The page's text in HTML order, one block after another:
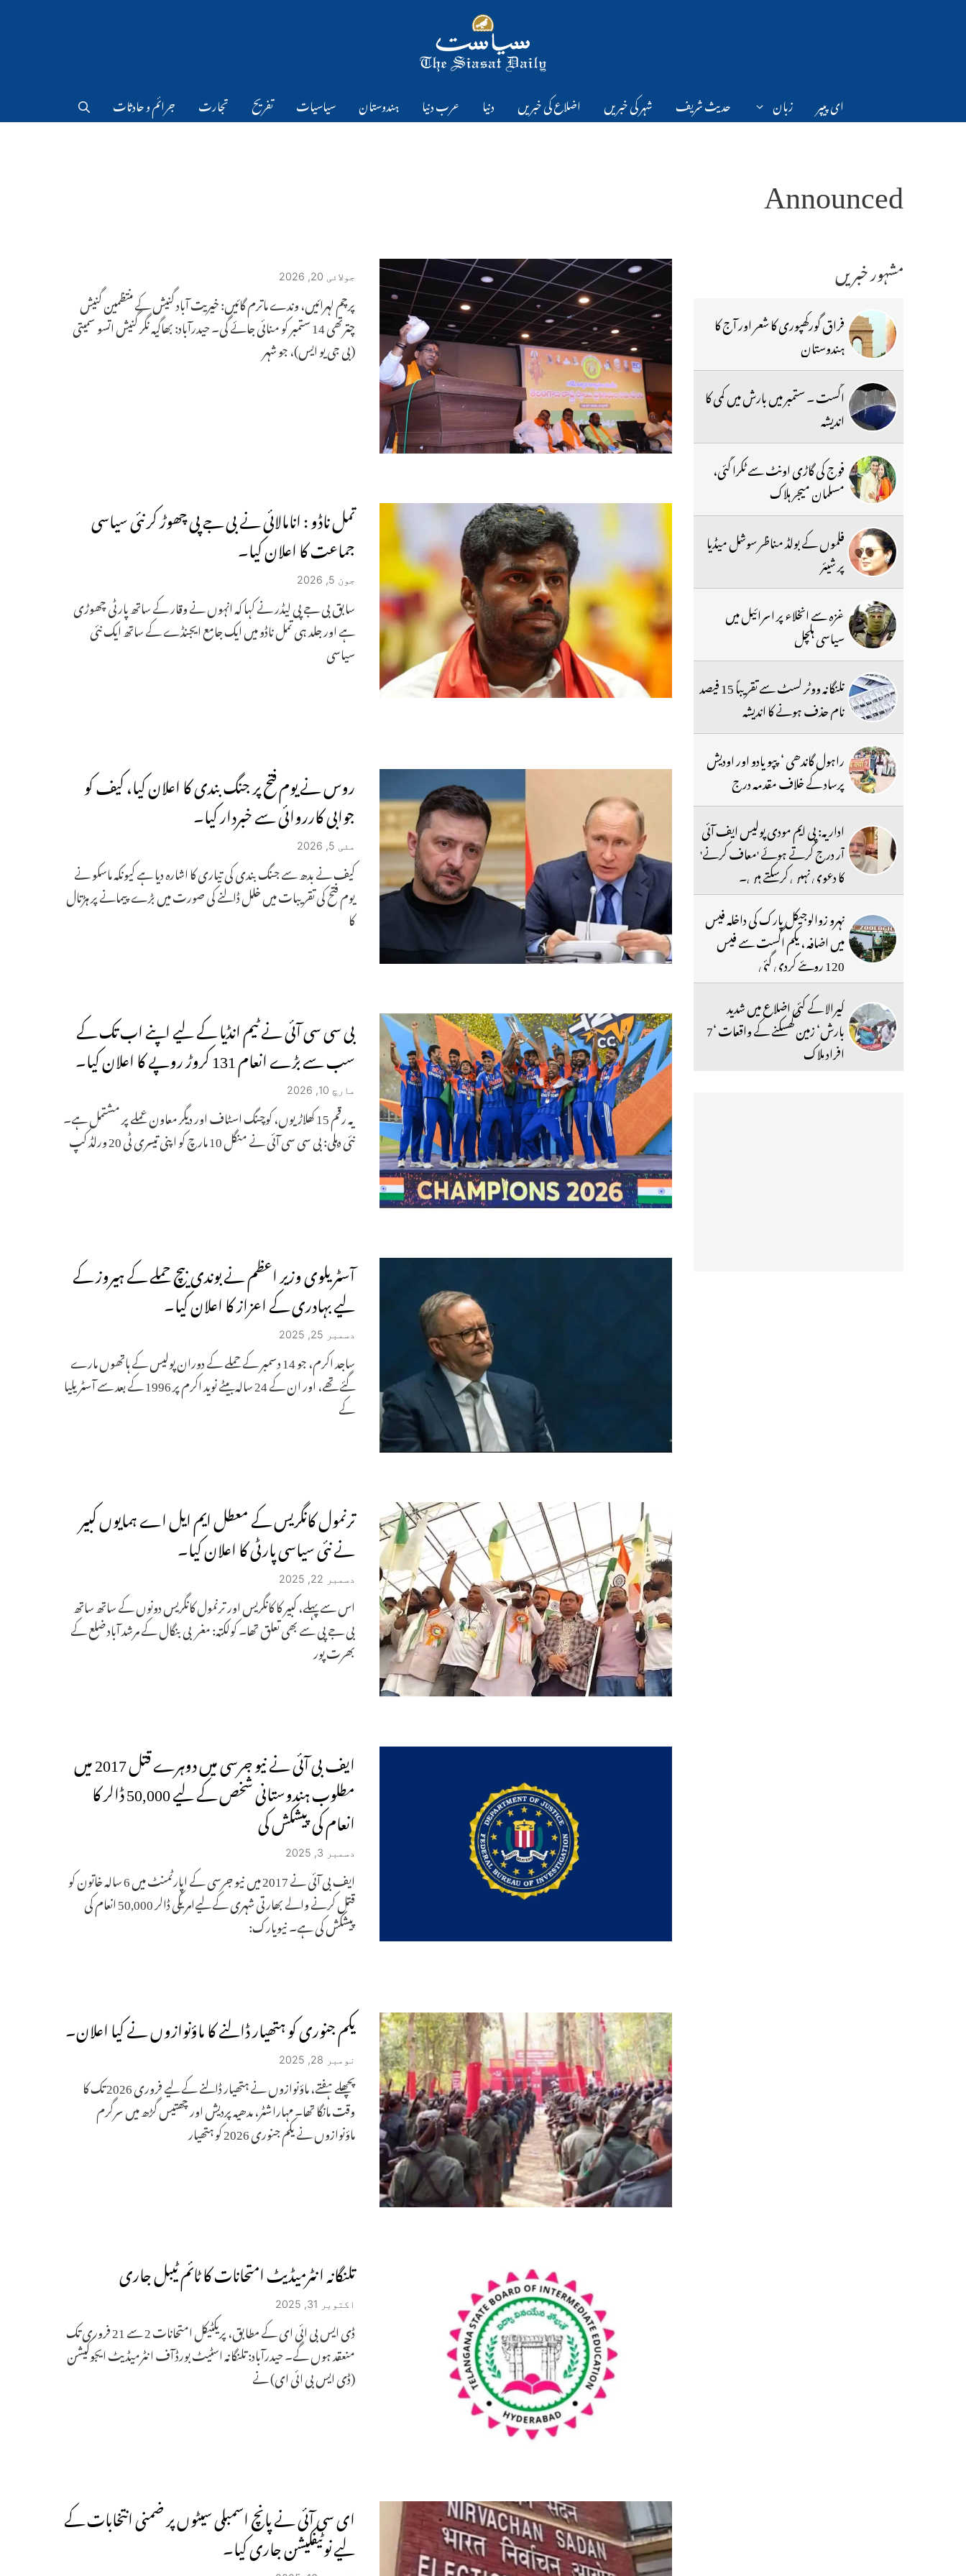
ای پیپر زبان حدیث شریف شہر کی خبریں اضلاع کی خبریں دنیا عرب دنیا ہندوستان سیاسیات تفریح تجارت جرائم و حادثات
Announced
جولائی 20, 2026
پرچم لہرائیں، وندے ماترم گائیں: خیریت آباد گنیش کے منتظمین گنیش
چترتھی 14 ستمبر کو منائی جائے گی۔ حیدرآباد: بھاگیہ نگر گنیش اتسو سمیتی
(بی جی یو ایس)، جو شہر
تمل ناڈو : انامالائی نے بی جے پی چھوڑ کر نئی سیاسی
جماعت کا اعلان کیا۔
جون 5, 2026
سابق بی جے پی لیڈر نے کہا کہ انہوں نے وقار کے ساتھ پارٹی چھوڑی
ہے اور جلد ہی تمل ناڈو میں ایک جامع ایجنڈے کے ساتھ ایک نئی
سیاسی
روس نے یوم فتح پر جنگ بندی کا اعلان کیا، کیف کو
جوابی کارروائی سے خبردار کیا۔
مئی 5, 2026
کیف نے بدھ سے جنگ بندی کی تیاری کا اشارہ دیا ہے کیونکہ ماسکو نے
یوم فتح کی تقریبات میں خلل ڈالنے کی صورت میں بڑے پیمانے پر ہڑتال
کا
بی سی سی آئی نے ٹیم انڈیا کے لیے اپنے اب تک کے
سب سے بڑے انعام 131 کروڑ روپے کا اعلان کیا۔
مارچ 10, 2026
یہ رقم 15 کھلاڑیوں، کوچنگ اسٹاف اور دیگر معاون عملے پر مشتمل ہے۔
نئی دہلی: بی سی سی آئی نے منگل 10 مارچ کو اپنی تیسری ٹی 20 ورلڈ کپ
آسٹریلوی وزیر اعظم نے بوندی بیچ حملے کے ہیروز کے
لیے بہادری کے اعزاز کا اعلان کیا۔
دسمبر 25, 2025
ساجد اکرم، جو 14 دسمبر کے حملے کے دوران پولیس کے ہاتھوں مارے
گئے تھے، اور ان کے 24 سالہ بیٹے نوید اکرم پر 1996 کے بعد سے آسٹریلیا
کے
ترنمول کانگریس کے معطل ایم ایل اے ہمایوں کبیر
نے نئی سیاسی پارٹی کا اعلان کیا۔
دسمبر 22, 2025
اس سے پہلے، کبیر کا کانگریس اور ترنمول کانگریس دونوں کے ساتھ ساتھ
بی جے پی سے بھی تعلق تھا۔ کولکتہ: مغربی بنگال کے مرشد آباد ضلع کے
بھرت پور
ایف بی آئی نے نیو جرسی میں دوہرے قتل 2017 میں
مطلوب ہندوستانی شخص کے لیے 50,000 ڈالر کا
انعام کی پیشکش کی
دسمبر 3, 2025
ایف بی آئی نے 2017 میں نیو جرسی کے اپارٹمنٹ میں 6 سالہ خاتون کو
قتل کرنے والے بھارتی شہری کے لیےامریکی ڈالر 50,000 انعام کی
پیشکش کی ہے۔ نیویارک:
یکم جنوری کو ہتھیار ڈالنے کا ماؤنوازوں نے کیا اعلان۔
نومبر 28, 2025
پچھلے ہفتے، ماؤنوازوں نے ہتھیار ڈالنے کے لیے فروری 2026 تک کا
وقت مانگا تھا۔ مہاراشٹر، مدھیہ پردیش اور چھتیس گڑھ میں سرگرم
ماؤنوازوں نے یکم جنوری 2026 کو ہتھیار
تلنگانہ انٹرمیڈیٹ امتحانات کا ٹائم ٹیبل جاری
اکتوبر 31, 2025
ڈی ایس بی ائی ای کے مطابق، پریکٹیکل امتحانات 2 سے 21 فروری تک
منعقد ہوں گے۔ حیدرآباد: تلنگانہ اسٹیٹ بورڈ آف انٹرمیڈیٹ ایجوکیشن
(ڈی ایس بی ائی ای) نے
ای سی آئی نے پانچ اسمبلی سیٹوں پر ضمنی انتخابات کے
لیے نوٹیفکیشن جاری کیا۔
مشہور خبریں
فراق گورکھپوری کا شعر اور آج کا
ہندوستان
اگست ۔ ستمبر میں بارش میں کمی کا
اندیشہ
فوج کی گاڑی اونٹ سے ٹکرا گئی،
مسلمان میجر ہلاک
فلموں کے بولڈ مناظر سوشل میڈیا
پر شیئر
غزہ سے انخلاء پر اسرائیل میں
سیاسی ہلچل
تلنگانہ ووٹر لسٹ سے تقریباً 15 فیصد
نام حذف ہونے کا اندیشہ
راہول گاندھی ‘ پپو یادو اور اودیش
پرساد کے خلاف مقدمہ درج
اداریہ: پی ایم مودی پولیس ایف آئی
آر درج کرتے ہوئے 'معاف کرنے'
کا دعوی نہیں کرسکتے ہیں۔
نہرو زوالوجیکل پارک کی داخلہ فیس
میں اضافہ ، یکم اگست سے فیس
120 روپئے کردی گئی
کیرالا کے کئی اضلاع میں شدید
بارش‘ زمین کھسکنے کے واقعات ‘7
افراد ہلاک